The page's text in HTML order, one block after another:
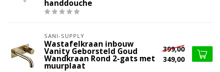
handdouche
SANI-SUPPLY
Wastafelkraan inbouw
Vanity Geborsteld Goud
Wandkraan Rond 2-gats met
muurplaat
399,00
349,00